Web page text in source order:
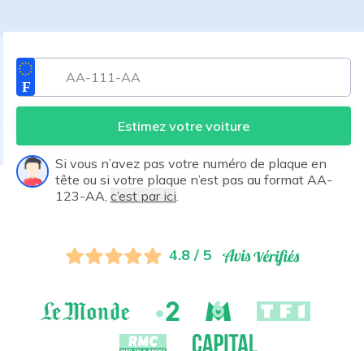
Estimez votre voiture
Si vous n’avez pas votre numéro de plaque en
tête ou si votre plaque n’est pas au format AA-
123-AA, c’est par ici
4.8 / 5